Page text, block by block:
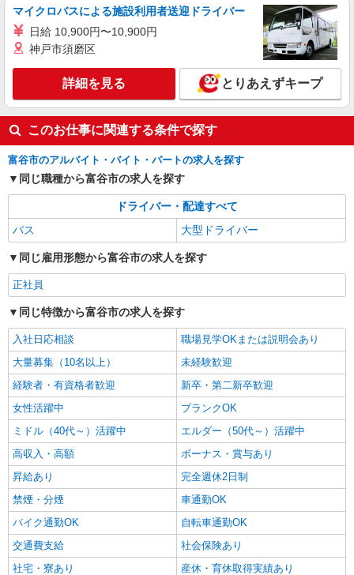
マイクロバスによる施設利用者送迎ドライバー
日給 10,900円〜10,900円
神戸市須磨区
詳細を見る とりあえずキープ
このお仕事に関連する条件で探す
富谷市のアルバイト・バイト・パートの求人を探す
同じ職種から富谷市の求人を探す
ドライバー・配達すべて
バス
大型ドライバー
同じ雇用形態から富谷市の求人を探す
正社員
同じ特徴から富谷市の求人を探す
入社日応相談
職場見学OKまたは説明会あり
大量募集（10名以上）
未経験歓迎
経験者・有資格者歓迎
新卒・第二新卒歓迎
女性活躍中
ブランクOK
ミドル（40代～）活躍中
エルダー（50代～）活躍中
高収入・高額
ボーナス・賞与あり
昇給あり
完全週休2日制
禁煙・分煙
車通勤OK
バイク通勤OK
自転車通勤OK
交通費支給
社会保険あり
社宅・寮あり
産休・育休取得実績あり